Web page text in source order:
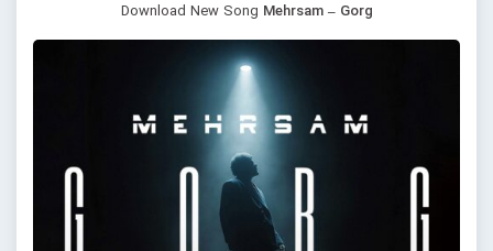
Download New Song Mehrsam – Gorg